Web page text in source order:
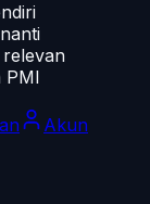
PMI
Akun